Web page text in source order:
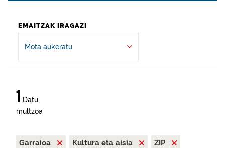
EMAITZAK IRAGAZI
Mota aukeratu
1 Datu
multzoa
Garraioa Kultura eta aisia
ZIP